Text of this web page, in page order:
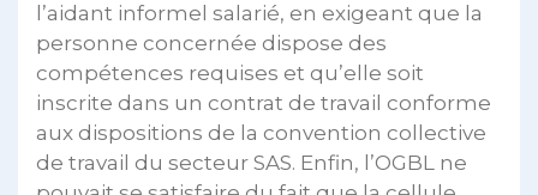
l’aidant informel salarié, en exigeant que la
personne concernée dispose des
compétences requises et qu’elle soit
inscrite dans un contrat de travail conforme
aux dispositions de la convention collective
de travail du secteur SAS. Enfin, l’OGBL ne